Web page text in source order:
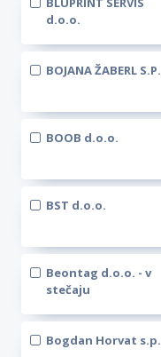
d.o.o.
BOJANA ŽABERL S.P.
BOOB d.o.o.
BST d.o.o.
Beontag d.o.o. - v
stečaju
Bogdan Horvat s.p.